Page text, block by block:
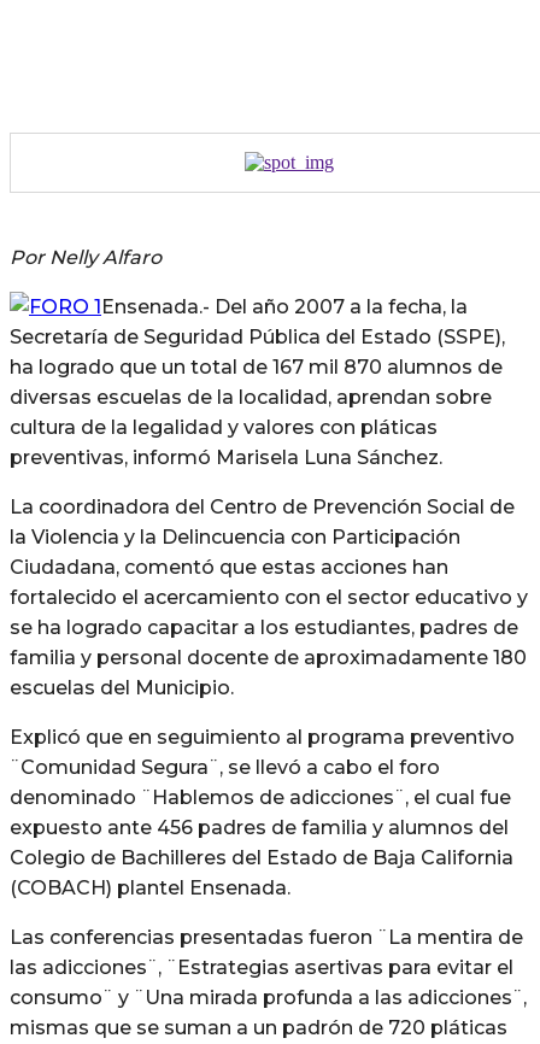
Por Nelly Alfaro
Ensenada.- Del año 2007 a la fecha, la
Secretaría de Seguridad Pública del Estado (SSPE),
ha logrado que un total de 167 mil 870 alumnos de
diversas escuelas de la localidad, aprendan sobre
cultura de la legalidad y valores con pláticas
preventivas, informó Marisela Luna Sánchez.
La coordinadora del Centro de Prevención Social de
la Violencia y la Delincuencia con Participación
Ciudadana, comentó que estas acciones han
fortalecido el acercamiento con el sector educativo y
se ha logrado capacitar a los estudiantes, padres de
familia y personal docente de aproximadamente 180
escuelas del Municipio.
Explicó que en seguimiento al programa preventivo
¨Comunidad Segura¨, se llevó a cabo el foro
denominado ¨Hablemos de adicciones¨, el cual fue
expuesto ante 456 padres de familia y alumnos del
Colegio de Bachilleres del Estado de Baja California
(COBACH) plantel Ensenada.
Las conferencias presentadas fueron ¨La mentira de
las adicciones¨, ¨Estrategias asertivas para evitar el
consumo¨ y ¨Una mirada profunda a las adicciones¨,
mismas que se suman a un padrón de 720 pláticas